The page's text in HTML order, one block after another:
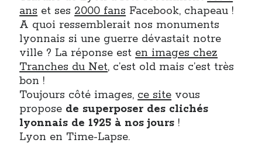
Commentaires récents
Entretien ménager dans T’as vu quoi ? #52
JF
dans
littlecelt
Comment j’ai opéré ma vélorution toute personnelle
Comment j’ai opéré ma vélorution toute personnelle
Renaud Ducher
dans
Comment j’ai opéré ma vélorution toute
personnelle
ans et ses 2000 fans Facebook, chapeau !
A quoi ressemblerait nos monuments
lyonnais si une guerre dévastait notre
ville ? La réponse est en images chez
Tranches du Net, c’est old mais c’est très
bon !
Toujours côté images, ce site vous
propose de superposer des clichés
lyonnais de 1925 à nos jours !
Lyon en Time-Lapse.